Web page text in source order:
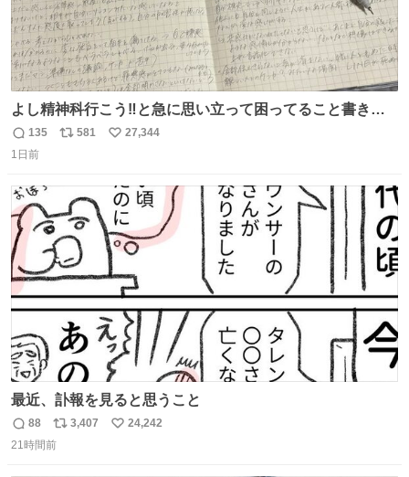
よし精神科行こう‼️と急に思い立って困ってること書き出
してたらペン止まらなくなってすごい勢いで埋まってワロ
タ
返
信
135
リ
ト
数
581
い
数
27,344
1日前
最近、訃報を見ると思うこと
返
信
88
リ
ポ
3,407
い
24,242
21時間前